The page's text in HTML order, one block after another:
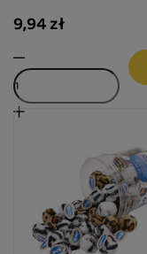
9,94 zł